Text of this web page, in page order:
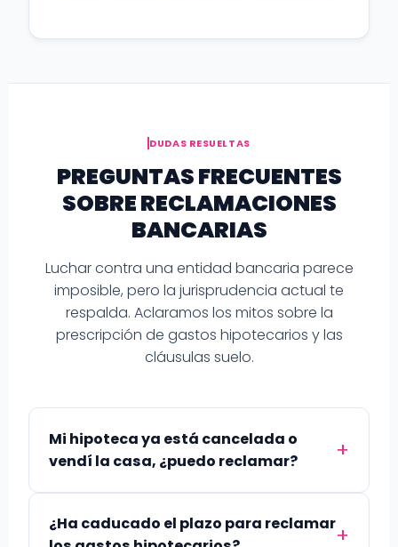
DUDAS RESUELTAS
PREGUNTAS FRECUENTES
SOBRE RECLAMACIONES
BANCARIAS
Luchar contra una entidad bancaria parece
imposible, pero la jurisprudencia actual te
respalda. Aclaramos los mitos sobre la
prescripción de gastos hipotecarios y las
cláusulas suelo.
Mi hipoteca ya está cancelada o
vendí la casa, ¿puedo reclamar?
¿Ha caducado el plazo para reclamar